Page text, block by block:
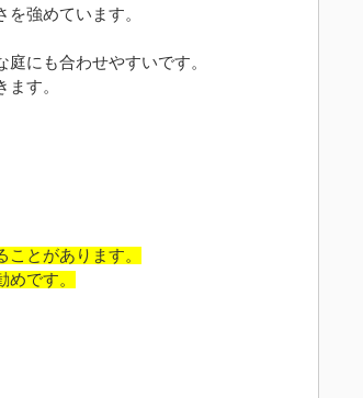
強めています。
にも合わせやすいです。
す。
とがあります。
です。